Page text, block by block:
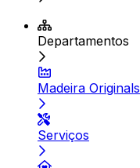
Departamentos
Madeira Originals
Serviços